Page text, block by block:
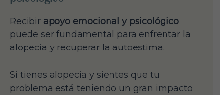
Recibir apoyo emocional y psicológico
puede ser fundamental para enfrentar la
alopecia y recuperar la autoestima.
Si tienes alopecia y sientes que tu
problema está teniendo un gran impacto